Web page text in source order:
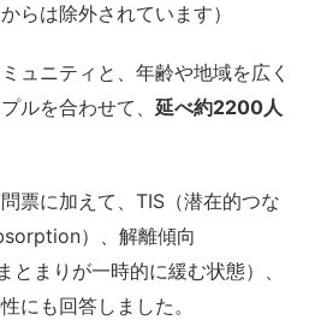
らは除外されています）
ュニティと、年齢や地域を広く
ルを合わせて、 延べ約2200人
票に加えて、TIS（潜在的つな
）、解離傾向
とまりが一時的に緩む状態）、
にも回答しました。